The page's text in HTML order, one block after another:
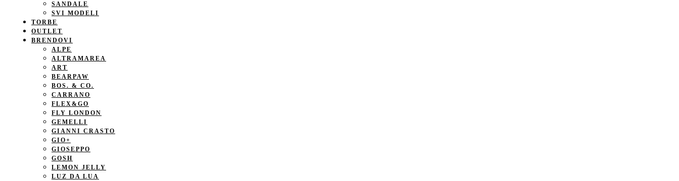
SANDALE
SVI MODELI
TORBE
OUTLET
BRENDOVI
ALPE
ALTRAMAREA
ART
BEARPAW
BOS. & CO.
CARRANO
FLEX&GO
FLY LONDON
GEMELLI
GIANNI CRASTO
GIO+
GIOSEPPO
GOSH
LEMON JELLY
LUZ DA LUA